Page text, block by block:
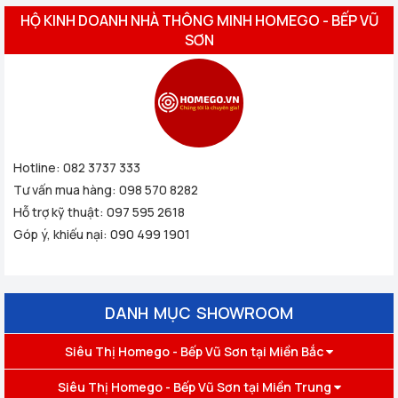
HỘ KINH DOANH NHÀ THÔNG MINH HOMEGO - BẾP VŨ
SƠN
Hotline: 082 3737 333
Tư vấn mua hàng: 098 570 8282
Hỗ trợ kỹ thuật: 097 595 2618
Góp ý, khiếu nại: 090 499 1901
DANH MỤC SHOWROOM
Siêu Thị Homego - Bếp Vũ Sơn tại Miền Bắc
Siêu Thị Homego - Bếp Vũ Sơn tại Miền Trung